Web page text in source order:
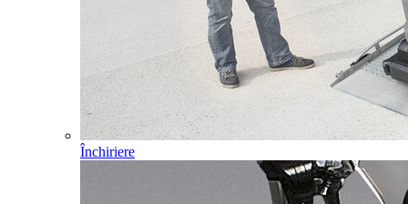
Închiriere